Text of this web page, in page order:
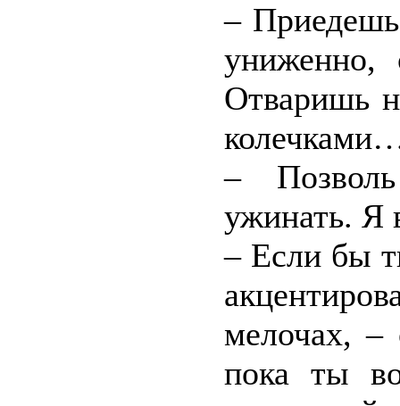
–
униженно,
Отваришь
–
ужинать. Я
– Если бы
мелочах, –
пока ты